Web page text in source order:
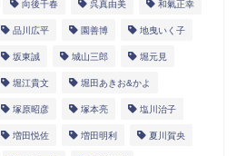
向後千春 呉真由美 和氣正幸
品川広平 園善博 地曳いく子
坂東誠 城山三郎 堀元見
堀江貴文 堀田あきお&かよ
塚原昭彦 塚本亮 塩川治子
増田悦佐 増田明利 夏川賀央